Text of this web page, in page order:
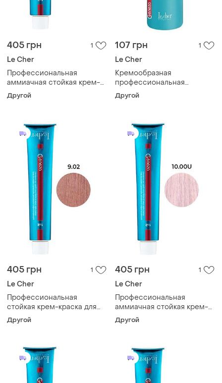
405 грн 1
Le Cher
Профессиональная
аммиачная стойкая крем-
краска для волос le cher
geneza 10.23 (10ba) с
Другой
107 грн 1
Le Cher
Кремообразная
профессиональная
окислительная эмульсия
для окрашивания geneza
Другой
405 грн 1
Le Cher
Профессиональная
стойкая крем-краска для
волос le cher geneza
geneza 9.02 (9pb) бледно-
Другой
405 грн 1
Le Cher
Профессиональная
аммиачная стойкая крем-
краска для волос le cher
geneza 10.00u (10u) с
Другой